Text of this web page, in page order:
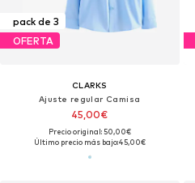
pack de 3
OFERTA
CLARKS
Ajuste regular Camisa
45,00€
Precio original: 50,00€
Último precio más bajo:45,00€